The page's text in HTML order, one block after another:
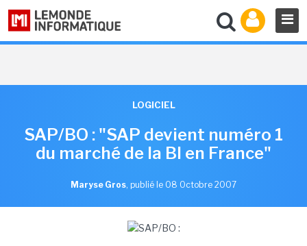
LOGICIEL
SAP/BO : "SAP devient numéro 1
du marché de la BI en France"
Maryse Gros, publié le 08 Octobre 2007